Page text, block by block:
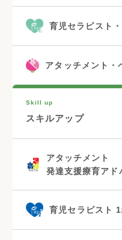
育児セラピスト
アタッチメント・
Skill up
スキルアップ
アタッチメント
発達支援療育アド
育児セラピスト 1